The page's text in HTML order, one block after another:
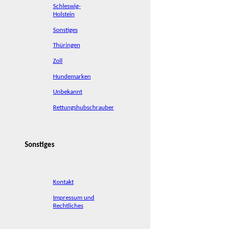
Schleswig-
Holstein
Sonstiges
Thüringen
Zoll
Hundemarken
Unbekannt
Rettungshubschrauber
Sonstiges
Kontakt
Impressum und
Rechtliches